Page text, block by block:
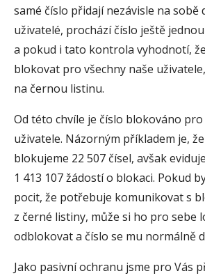
samé číslo přidají nezávisle na sobě
uživatelé, prochází číslo ještě
a pokud i tato kontrola vyhodnotí,
blokovat pro všechny naše
na černou listinu.
Od této chvíle je číslo blokováno pro
uživatele. Názorným příkladem je,
blokujeme 22 507 čísel, avšak
1 413 107 žádostí o blokaci. Pokud
pocit, že potřebuje komunikovat s
z černé listiny, může si ho pro sebe
odblokovat a číslo se mu normálně
Jako pasivní ochranu jsme pro Vás